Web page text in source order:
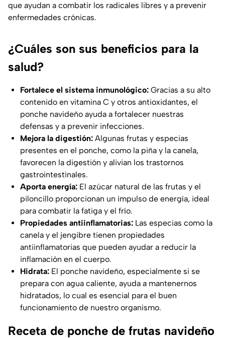
que ayudan a combatir los radicales libres y a prevenir
enfermedades crónicas.
¿Cuáles son sus beneficios para la
salud?
Fortalece el sistema inmunológico: Gracias a su alto
contenido en vitamina C y otros antioxidantes, el
ponche navideño ayuda a fortalecer nuestras
defensas y a prevenir infecciones.
Mejora la digestión: Algunas frutas y especias
presentes en el ponche, como la piña y la canela,
favorecen la digestión y alivian los trastornos
gastrointestinales.
Aporta energía: El azúcar natural de las frutas y el
piloncillo proporcionan un impulso de energía, ideal
para combatir la fatiga y el frío.
Propiedades antiinflamatorias: Las especias como la
canela y el jengibre tienen propiedades
antiinflamatorias que pueden ayudar a reducir la
inflamación en el cuerpo.
Hidrata: El ponche navideño, especialmente si se
prepara con agua caliente, ayuda a mantenernos
hidratados, lo cual es esencial para el buen
funcionamiento de nuestro organismo.
Receta de ponche de frutas navideño